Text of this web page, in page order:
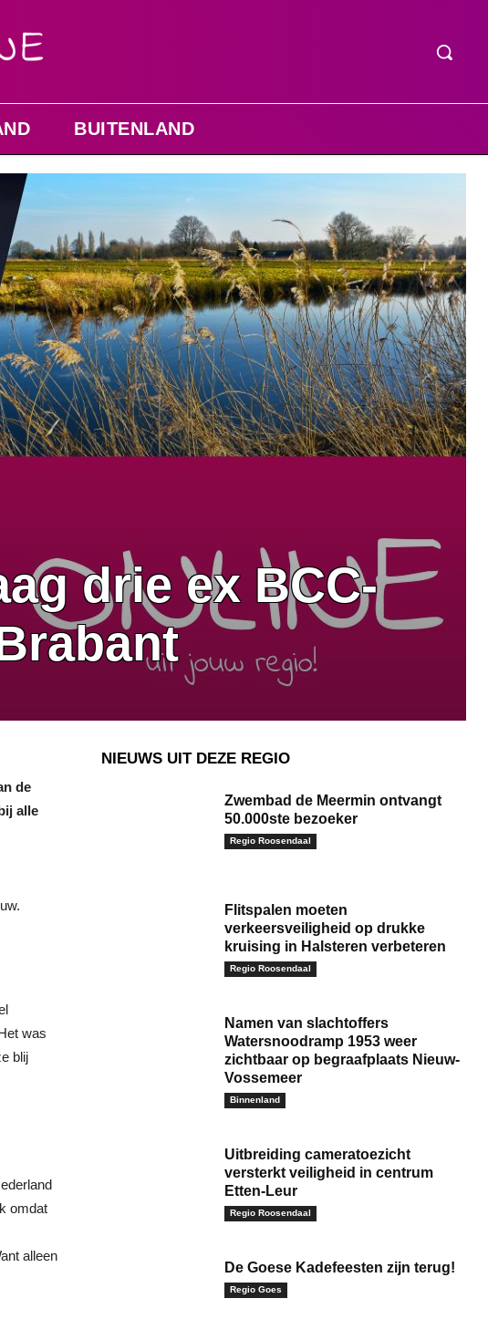
BUITENLAND
drie ex BCC-
de
alle
was
blij
omdat
alleen
NIEUWS UIT DEZE REGIO
Zwembad de Meermin ontvangt
50.000ste bezoeker
Regio Roosendaal
Flitspalen moeten
verkeersveiligheid op drukke
kruising in Halsteren verbeteren
Regio Roosendaal
Namen van slachtoffers
Watersnoodramp 1953 weer
zichtbaar op begraafplaats Nieuw-
Vossemeer
Binnenland
Uitbreiding cameratoezicht
versterkt veiligheid in centrum
Etten-Leur
Regio Roosendaal
De Goese Kadefeesten zijn terug!
Regio Goes